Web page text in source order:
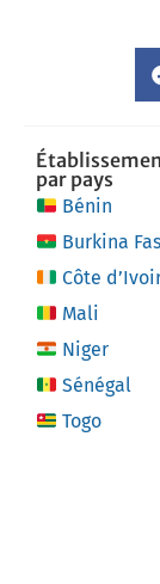
par pays
Bénin
Burkina
Côte
Mali
Niger
Sénégal
Togo